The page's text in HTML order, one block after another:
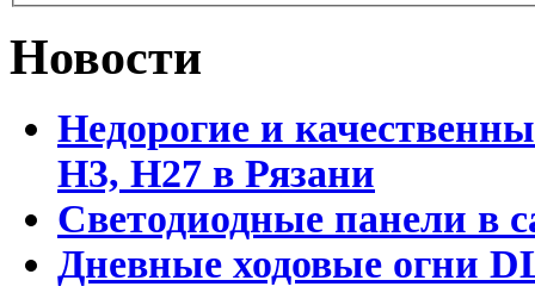
Новости
Недорогие и
Н3, Н27 в Рязани
Светодиодные панели в
Дневные ходовые огни